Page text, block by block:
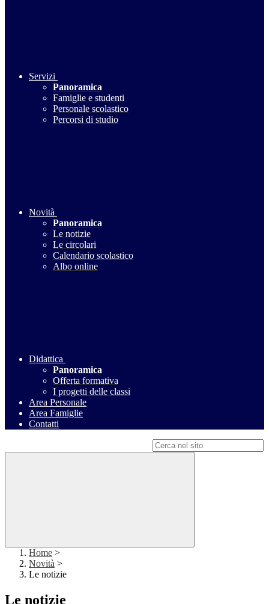
Servizi
Panoramica
Famiglie e studenti
Personale scolastico
Percorsi di studio
Novità
Panoramica
Le notizie
Le circolari
Calendario scolastico
Albo online
Didattica
Panoramica
Offerta formativa
I progetti delle classi
Area Personale
Area Famiglie
Contatti
Home >
Novità >
Le notizie
Le notizie